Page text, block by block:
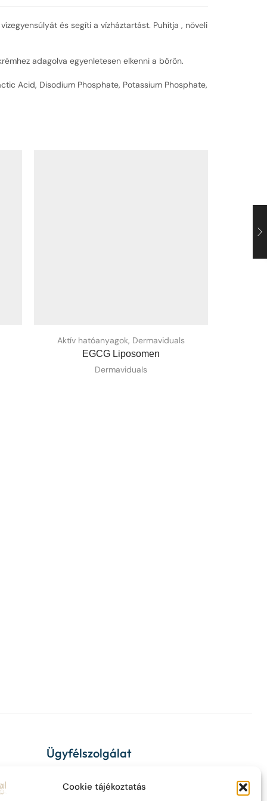
Cookie tájékoztatás
és segíti a vízháztartást. Puhítja , növeli
adagolva egyenletesen elkenni a bőrön.
Acid, Disodium Phosphate, Potassium Phosphate,
Aktív hatóanyagok, Dermaviduals
EGCG Liposomen
Dermaviduals
Ügyfélszolgálat